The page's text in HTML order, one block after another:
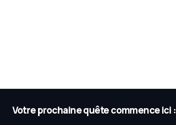
Votre prochaine quête commence ici :